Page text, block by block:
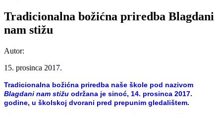
Tradicionalna božićna priredba Blagdani
nam stižu
Autor:
15. prosinca 2017.
Tradicionalna božićna priredba naše škole pod nazivom
Blagdani nam stižu održana je sinoć, 14. prosinca 2017.
godine, u školskoj dvorani pred prepunim gledalištem.